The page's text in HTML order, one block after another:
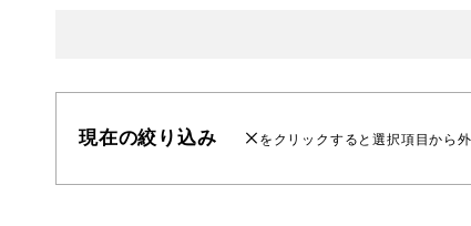
現在の絞り込み をクリックすると選択項目から外